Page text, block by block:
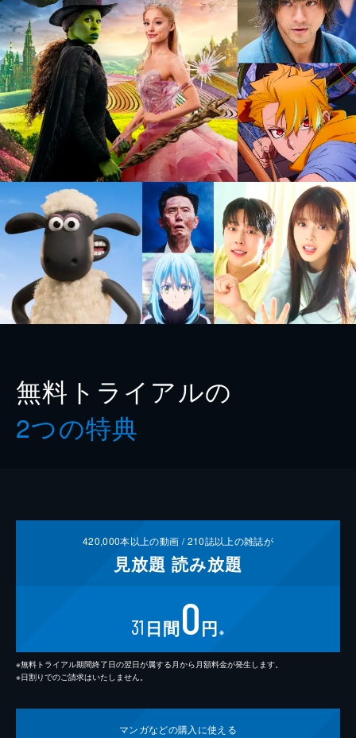
無料トライアルの
2つの特典
420,000本以上の動画 /210誌以上の雑誌が
見放題 読み放題
31 日間0円 ※
※無料トライアル期間終了日の翌日が属する月から月額料金が発生します。
※日割りでのご請求はいたしません。
マンガなどの購入に使える